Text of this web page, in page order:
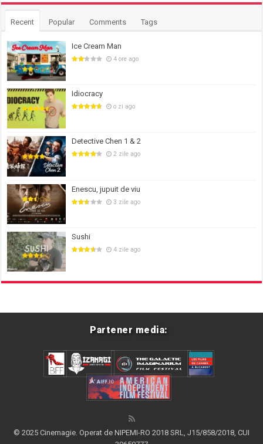
Recent Popular Comments Tags
Ice Cream Man
4 ore ago
Idiocracy
o zi ago
Detective Chen 1 & 2
2 zile ago
Enescu, jupuit de viu
3 zile ago
Sushi
4 zile ago
Partener media:
© 2025 Cinemagie. Operat de NIPEMI-RO 2018 SRL, J15/858/2018, CUI